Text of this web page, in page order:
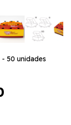
- 50 unidades